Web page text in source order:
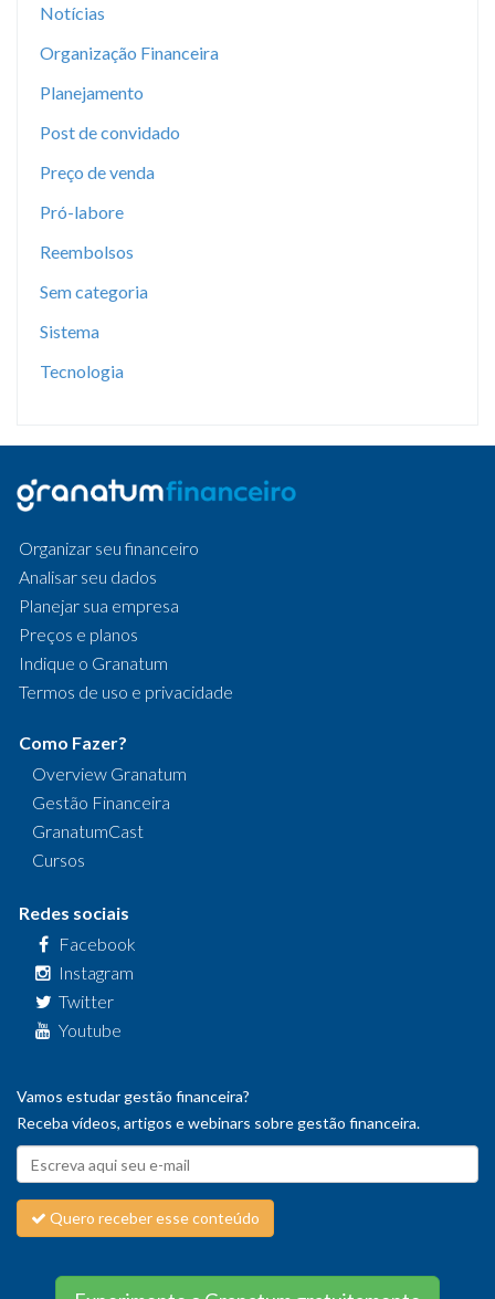
Notícias
Organização Financeira
Planejamento
Post de convidado
Preço de venda
Pró-labore
Reembolsos
Sem categoria
Sistema
Tecnologia
Organizar seu financeiro
Analisar seu dados
Planejar sua empresa
Preços e planos
Indique o Granatum
Termos de uso e privacidade
Como Fazer?
Overview Granatum
Gestão Financeira
GranatumCast
Cursos
Redes sociais
Facebook
Instagram
Twitter
Youtube
Vamos estudar gestão financeira?
Receba vídeos, artigos e webinars sobre gestão financeira.
Quero receber esse conteúdo